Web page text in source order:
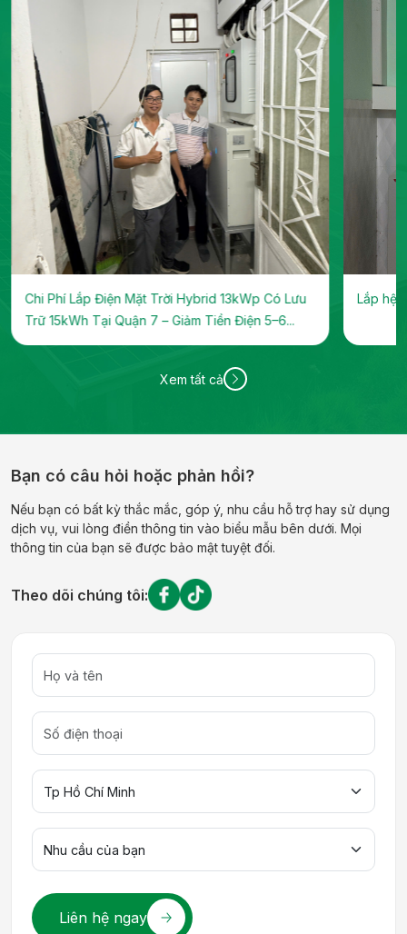
Chi Phí Lắp Điện Mặt Trời Hybrid 13kWp Có Lưu
Trữ 15kWh Tại Quận 7 – Giảm Tiền Điện 5–6...
Lắp hệ
Xem tất cả
Bạn có câu hỏi hoặc phản hồi?
Nếu bạn có bất kỳ thắc mắc, góp ý, nhu cầu hỗ trợ hay sử dụng
dịch vụ, vui lòng điền thông tin vào biểu mẫu bên dưới. Mọi
thông tin của bạn sẽ được bảo mật tuyệt đối.
Theo dõi chúng tôi:
Liên hệ ngay